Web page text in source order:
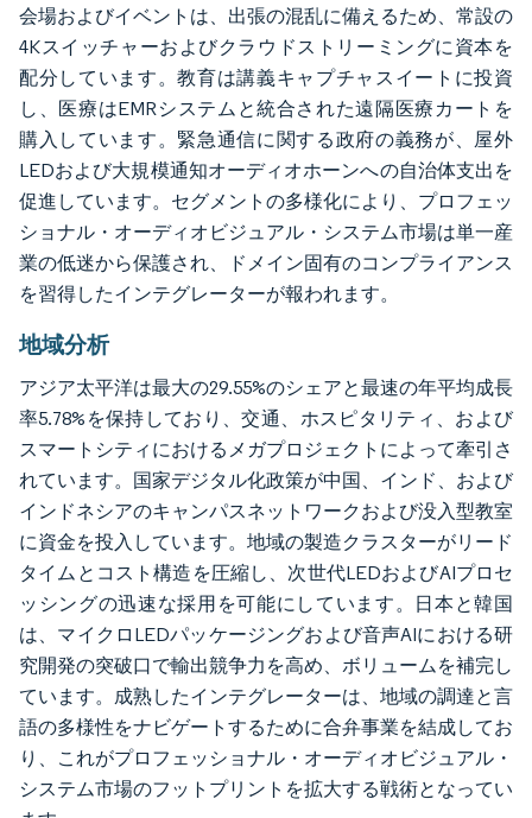
会場およびイベントは、出張の混乱に備えるため、常設の
4Kスイッチャーおよびクラウドストリーミングに資本を
配分しています。教育は講義キャプチャスイートに投資
し、医療はEMRシステムと統合された遠隔医療カートを
購入しています。緊急通信に関する政府の義務が、屋外
LEDおよび大規模通知オーディオホーンへの自治体支出を
促進しています。セグメントの多様化により、プロフェッ
ショナル・オーディオビジュアル・システム市場は単一産
業の低迷から保護され、ドメイン固有のコンプライアンス
を習得したインテグレーターが報われます。
地域分析
アジア太平洋は最大の29.55%のシェアと最速の年平均成長
率5.78%を保持しており、交通、ホスピタリティ、および
スマートシティにおけるメガプロジェクトによって牽引さ
れています。国家デジタル化政策が中国、インド、および
インドネシアのキャンパスネットワークおよび没入型教室
に資金を投入しています。地域の製造クラスターがリード
タイムとコスト構造を圧縮し、次世代LEDおよびAIプロセ
ッシングの迅速な採用を可能にしています。日本と韓国
は、マイクロLEDパッケージングおよび音声AIにおける研
究開発の突破口で輸出競争力を高め、ボリュームを補完し
ています。成熟したインテグレーターは、地域の調達と言
語の多様性をナビゲートするために合弁事業を結成してお
り、これがプロフェッショナル・オーディオビジュアル・
システム市場のフットプリントを拡大する戦術となってい